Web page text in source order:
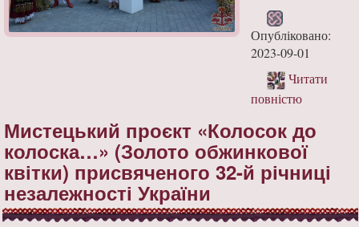
Опубліковано:
2023-09-01
Читати
повністю
Мистецький проєкт «Колосок до
колоска…» (Золото обжинкової
квітки) присвяченого 32-й річниці
незалежності України